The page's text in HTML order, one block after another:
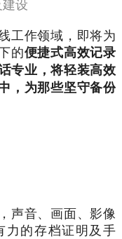
工作领域，即将为
的便捷式高效记录
专业，将轻装高效
，为那些坚守备份
声音、画面、影像
力的存档证明及手